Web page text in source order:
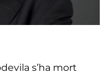
s’ha mort